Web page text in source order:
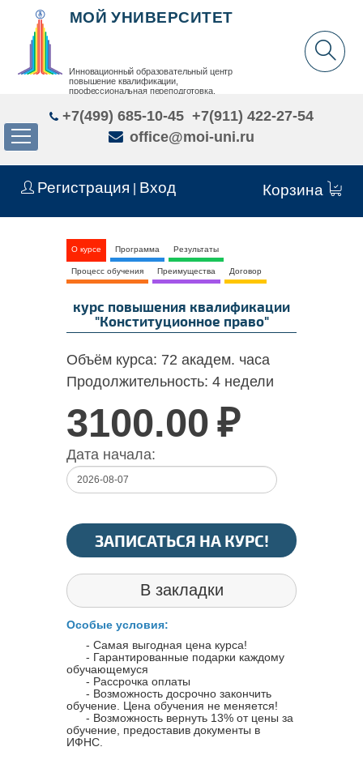
Регистрация Вход Корзина
МОЙ УНИВЕРСИТЕТ
Инновационный образовательный центр
повышение квалификации,
профессиональная переподготовка,
+7(499) 685-10-45 +7(911) 422-27-54
office@moi-uni.ru
О курсе Программа Результаты
Процесс обучения Преимущества Договор
курс повышения квалификации
"Конституционное право"
Объём курса: 72 академ. часа
Продолжительность: 4 недели
3100.00 ₽
Дата начала:
ЗАПИСАТЬСЯ НА КУРС!
В закладки
Особые условия:
- Самая выгодная цена курса!
- Гарантированные подарки каждому
обучающемуся
- Рассрочка оплаты
- Возможность досрочно закончить
обучение. Цена обучения не меняется!
- Возможность вернуть 13% от цены за
обучение, предоставив документы в
ИФНС.